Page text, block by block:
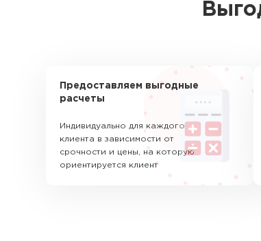
Предоставляем выгодные
расчеты
Индивидуально для каждого
клиента в зависимости от
срочности и цены, на которую
ориентируется клиент